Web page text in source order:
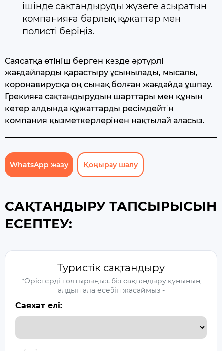
ішінде сақтандыруды жүзеге асыратын
компанияға барлық құжаттар мен
полисті беріңіз.
Саясатқа өтініш берген кезде әртүрлі
жағдайларды қарастыру ұсынылады, мысалы,
коронавирусқа оң сынақ болған жағдайда ұшпау.
Грекияға сақтандырудың шарттары мен құнын
кетер алдында құжаттарды ресімдейтін
компания қызметкерлерінен нақтылай аласыз.
WhatsApp жазу Қоңырау шалу
САҚТАНДЫРУ ТАПСЫРЫСЫН
ЕСЕПТЕУ:
Туристік сақтандыру
*Өрістерді толтырыңыз, біз сақтандыру құнының
алдын ала есебін жасаймыз -
Саяхат елі: